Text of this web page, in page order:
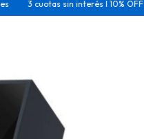
3 cuotas sin interés I 10% OFF